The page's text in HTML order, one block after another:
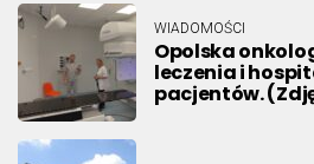
WIADOMOŚCI
Opolska
leczenia i
pacjentów.